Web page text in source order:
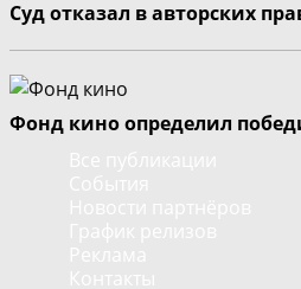
Суд отказал в авторских
Фонд кино определил